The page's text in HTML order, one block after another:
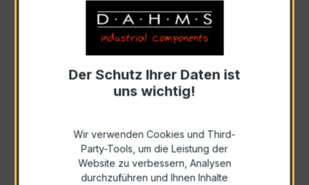
Auswahl zurücksetzen
Art. Nr.:57593
Zur Sammelanfrage hinzufügen
Der Schutz Ihrer Daten ist
uns wichtig!
Wir verwenden Cookies und Third-
Party-Tools, um die Leistung der
Website zu verbessern, Analysen
durchzuführen und Ihnen Inhalte